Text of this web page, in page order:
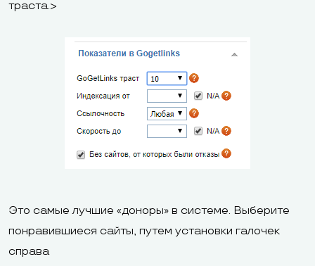
траста.>
Это самые лучшие «доноры» в системе. Выберите
понравившиеся сайты, путем установки галочек
справа